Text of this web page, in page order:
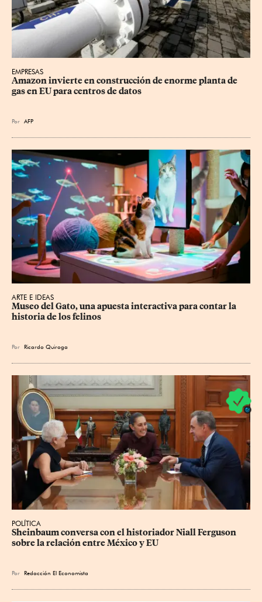
EMPRESAS
Amazon invierte en construcción de enorme planta de
gas en EU para centros de datos
Por AFP
ARTE E IDEAS
Museo del Gato, una apuesta interactiva para contar la
historia de los felinos
Por Ricardo Quiroga
POLÍTICA
Sheinbaum conversa con el historiador Niall Ferguson
sobre la relación entre México y EU
Por Redacción El Economista